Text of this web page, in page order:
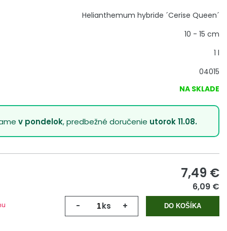
Helianthemum hybride ´Cerise Queen´
10 - 15 cm
1 l
04015
NA SKLADE
v pondelok, predbežné doručenie utorok 11.08.
7,49 €
6,09 €
- ks + DO KOŠÍKA